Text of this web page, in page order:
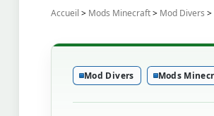
Accueil > Mods Minecraft> Mod Divers >
Mod Divers Mods